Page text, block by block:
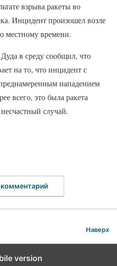
взрыва ракеты во
Инцидент произошел возле
местному времени.
в среду сообщил, что
на то, что инцидент с
нападением
всего, это была ракета
случай.
Наверх
version